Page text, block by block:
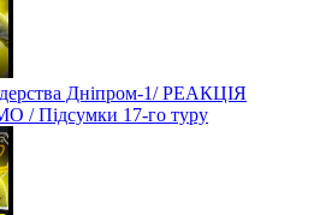
Дніпром-1/ РЕАКЦІЯ
Підсумки 17-го туру